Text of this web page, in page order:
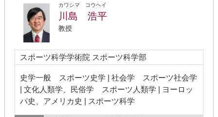
カワシマ コウヘイ
川島 浩平
教授
スポーツ科学学術院 スポーツ科学部
史学一般 スポーツ史学 | 社会学 スポーツ社会学
| 文化人類学、民俗学 スポーツ人類学 | ヨーロッ
パ史、アメリカ史 | スポーツ科学